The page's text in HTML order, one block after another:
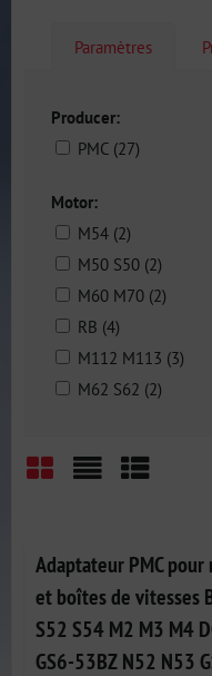
Paramètres
Producer:
PMC (27)
Motor:
M54 (2)
M50 S50 (2)
M60 M70 (2)
RB (4)
M112 M113 (3)
M62 S62 (2)
Adaptateur PMC
et boîtes de vitesses
S52 S54 M2 M3 M4
GS6-53BZ N52 N53